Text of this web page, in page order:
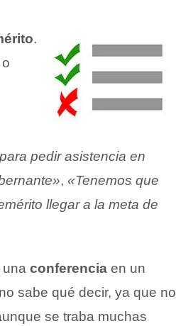
.
o
pedir asistencia en
, «Tenemos que
llegar a la meta de
conferencia en un
sabe qué decir, ya que no
se traba muchas